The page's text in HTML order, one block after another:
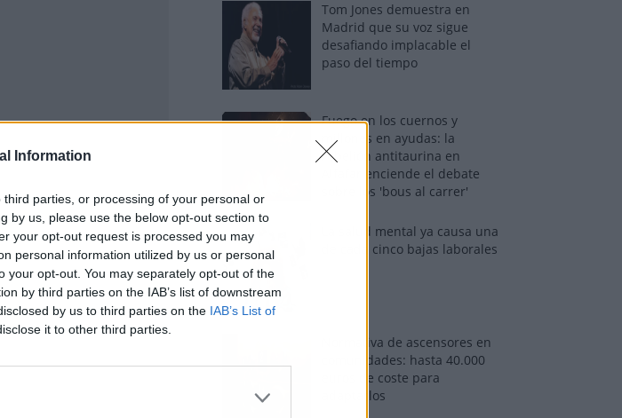
Information
parties, or processing of your personal or
by us, please use the below opt-out section to
your opt-out request is processed you may
personal information utilized by us or personal
your opt-out. You may separately opt-out of the
by third parties on the IAB’s list of downstream
by us to third parties on the IAB’s List of
it to other third parties.
Tom Jones demuestra en
Madrid que su voz sigue
desafiando implacable el
paso del tiempo
Fuego en los cuernos y
millones en ayudas: la
rebelión antitaurina en
Alfafar enciende el debate
sobre los 'bous al carrer'
La salud mental ya causa una
de cada cinco bajas laborales
Normativa de ascensores en
comunidades: hasta 40.000
euros de coste para
adaptarlos